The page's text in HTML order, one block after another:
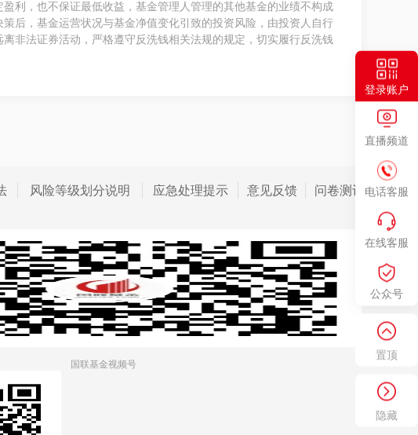
登录账户
直播频道
电话客服
在线客服
公众号
置顶
隐藏
利，也不保证最低收益，基金管理人管理的其他基金的业绩不构成
后，基金运营状况与基金净值变化引致的投资风险，由投资人自行
非法证券活动，严格遵守反洗钱相关法规的规定，切实履行反洗钱
风险等级划分说明 应急处理提示 意见反馈 问卷测评
国联基金视频号